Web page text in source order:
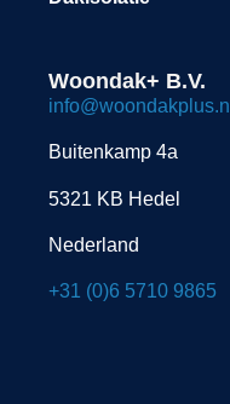
Woondak+ B.V.
info@woondakplus.nl
Buitenkamp 4a
5321 KB Hedel
Nederland
+31 (0)6 5710 9865